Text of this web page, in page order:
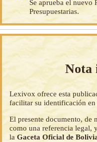
Se aprueba el nuevo
Presupuestarias.
Nota
Lexivox ofrece esta
facilitar su identificación
El presente documento, de
como una referencia legal,
laGaceta Oficial de